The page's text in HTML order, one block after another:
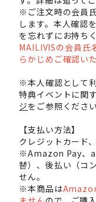
※ご注文時の会員
します。本人確認
を忘れずにお持ち
MAILIVISの会員氏
らかじめご確認い
※本人確認として
特典イベントに関
ジをご参照ください
【支払い方法】
クレジットカード
※Amazon Pay、
替）、後払い（コ
せん。
※本商品は